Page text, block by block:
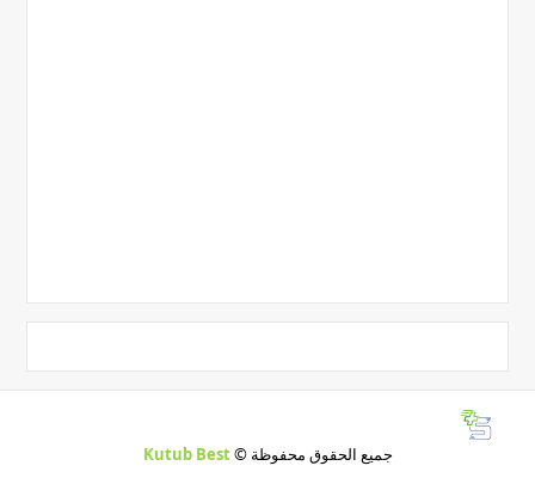
جميع الحقوق محفوظة ©Kutub Best